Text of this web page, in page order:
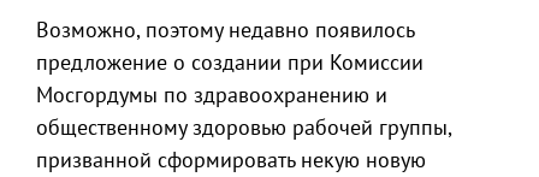
Возможно, поэтому недавно появилось
предложение о создании при Комиссии
Мосгордумы по здравоохранению и
общественному здоровью рабочей группы,
призванной сформировать некую новую